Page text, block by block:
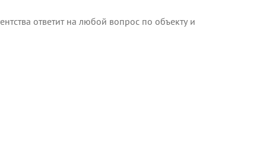
ответит на любой вопрос по объекту и